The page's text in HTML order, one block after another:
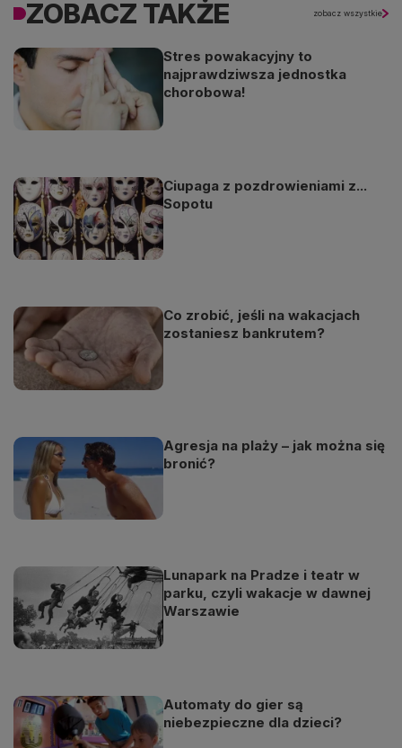
ZOBACZ TAKŻE zobacz wszystkie
Stres powakacyjny to
najprawdziwsza jednostka
chorobowa!
Ciupaga z pozdrowieniami z...
Sopotu
Co zrobić, jeśli na wakacjach
zostaniesz bankrutem?
Agresja na plaży – jak można się
bronić?
Lunapark na Pradze i teatr w
parku, czyli wakacje w dawnej
Warszawie
Automaty do gier są
niebezpieczne dla dzieci?